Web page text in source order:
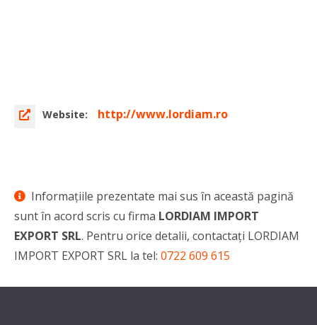
Website: http://www.lordiam.ro
Informaţiile prezentate mai sus în această pagină
sunt în acord scris cu firma LORDIAM IMPORT
EXPORT SRL. Pentru orice detalii, contactaţi LORDIAM
IMPORT EXPORT SRL la tel: 0722 609 615